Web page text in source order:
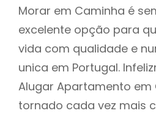
Morar em Caminha é
excelente opção para
vida com qualidade e
unica em Portugal.
Alugar Apartamento
tornado cada vez mais